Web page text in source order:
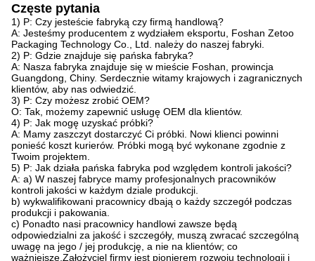
Częste pytania
1) P: Czy jesteście fabryką czy firmą handlową?
A: Jesteśmy producentem z wydziałem eksportu, Foshan Zetoo
Packaging Technology Co., Ltd. należy do naszej fabryki.
2) P: Gdzie znajduje się pańska fabryka?
A: Nasza fabryka znajduje się w mieście Foshan, prowincja
Guangdong, Chiny. Serdecznie witamy krajowych i zagranicznych
klientów, aby nas odwiedzić.
3) P: Czy możesz zrobić OEM?
O: Tak, możemy zapewnić usługę OEM dla klientów.
4) P: Jak mogę uzyskać próbki?
A: Mamy zaszczyt dostarczyć Ci próbki. Nowi klienci powinni
ponieść koszt kurierów. Próbki mogą być wykonane zgodnie z
Twoim projektem.
5) P: Jak działa pańska fabryka pod względem kontroli jakości?
A: a) W naszej fabryce mamy profesjonalnych pracowników
kontroli jakości w każdym dziale produkcji.
b) wykwalifikowani pracownicy dbają o każdy szczegół podczas
produkcji i pakowania.
c) Ponadto nasi pracownicy handlowi zawsze będą
odpowiedzialni za jakość i szczegóły, muszą zwracać szczególną
uwagę na jego / jej produkcję, a nie na klientów; co
ważniejsze,Założyciel firmy jest pionierem rozwoju technologii i